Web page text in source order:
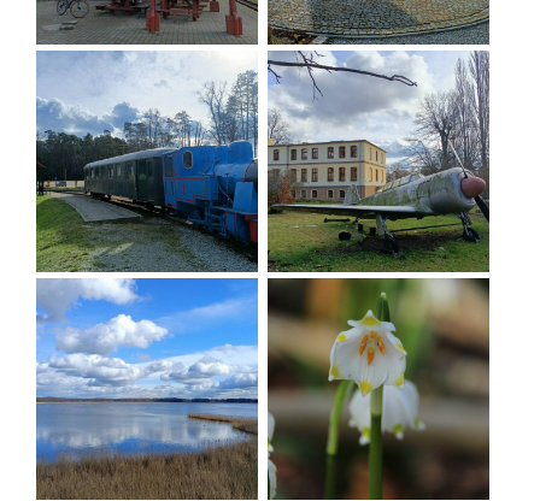
KREATYWNY OBIEKT MULTIFUNKCYJNY-
Muzeum Bombki - wyjątkowa ekspozycja
bombek wyprodukowanych w nieistniejącej
milickiej fabryce bombek w okresie
powojennym; tu wytwarzany jest wzornik
dolnośląski
WIEŻA OBSERWACYJNA W GRABOWNICY
KROŚNICKA KOLEJ WĄSKOTOROWA
SKWER RYSZARDA SZURKOWSKIEGO W
ŚWIEBODOWIE
Rezerwat "WZGÓRZE JOANNY" W
POSTOLINIE- rezerwat utworzono w 1962
roku na powierzchni 24,23 ha.Obejmuje on